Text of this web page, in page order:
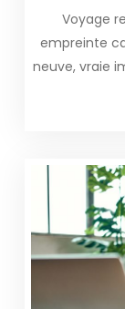
Voyage
empreinte
neuve, vraie